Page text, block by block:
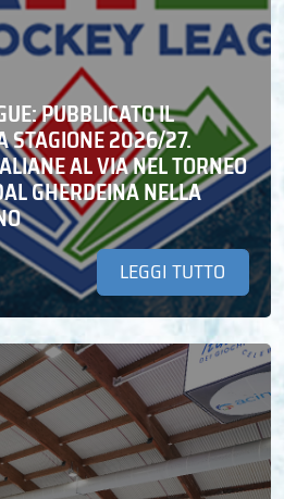
PUBBLICATO IL
STAGIONE 2026/27.
AL VIA NEL TORNEO
GHERDEINA NELLA
LEGGI TUTTO